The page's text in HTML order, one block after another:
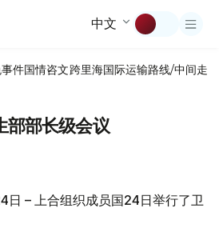
中文
事件国情咨文跨里海国际运输路线/中间走廊
部部长级会议
日 – 上合组织成员国24日举行了卫